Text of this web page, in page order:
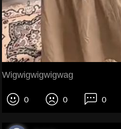
Wigwigwigwigwag
0 0 0